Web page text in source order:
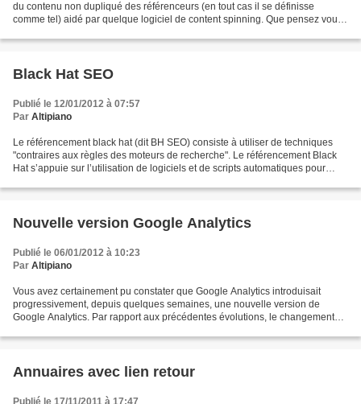
du contenu non dupliqué des référenceurs (en tout cas il se définisse
comme tel) aidé par quelque logiciel de content spinning. Que pensez vous
Black Hat SEO
Publié le 12/01/2012 à 07:57
Par Altipiano
Le référencement black hat (dit BH SEO) consiste à utiliser de techniques
"contraires aux règles des moteurs de recherche". Le référencement Black
Hat s’appuie sur l’utilisation de logiciels et de scripts automatiques pour
Nouvelle version Google Analytics
Publié le 06/01/2012 à 10:23
Par Altipiano
Vous avez certainement pu constater que Google Analytics introduisait
progressivement, depuis quelques semaines, une nouvelle version de
Google Analytics. Par rapport aux précédentes évolutions, le changement
Annuaires avec lien retour
Publié le 17/11/2011 à 17:47